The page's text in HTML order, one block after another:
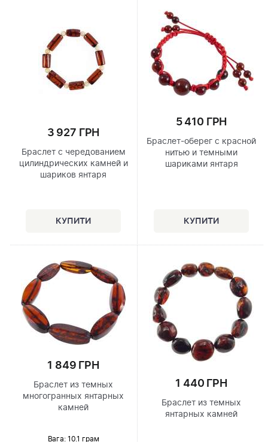
3 927 ГРН
Браслет с чередованием
цилиндрических камней и
шариков янтаря
5 410 ГРН
Браслет-оберег с красной
нитью и темными
шариками янтаря
1 849 ГРН
Браслет из темных
многогранных янтарных
камней
Вага: 10.1 грам
1 440 ГРН
Браслет из темных
янтарных камней